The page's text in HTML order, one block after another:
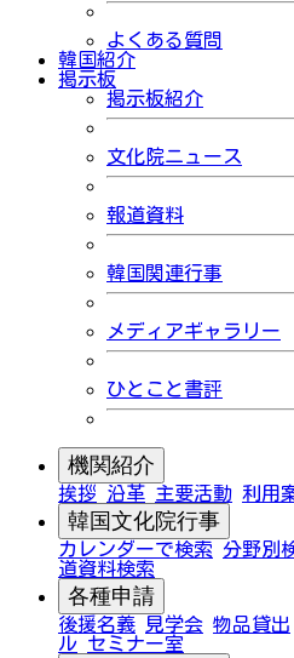
よくある質問
韓国紹介
掲示板
掲示板紹介
文化院ニュース
報道資料
韓国関連行事
メディアギャラリー
ひとこと書評
機関紹介
挨拶 沿革 主要活動 利用
韓国文化院行事
カレンダーで検索 分野別
道資料検索
各種申請
後援名義 見学会 物品貸出
ル セミナー室